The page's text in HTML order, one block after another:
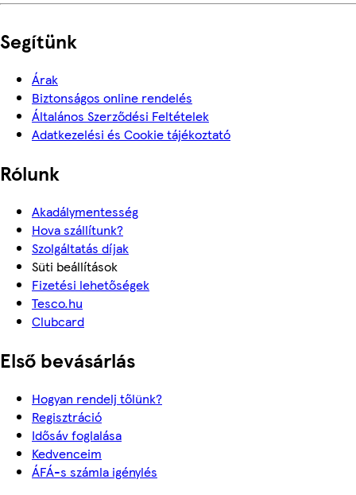
Segítünk
Árak
Biztonságos online rendelés
Általános Szerződési Feltételek
Adatkezelési és Cookie tájékoztató
Rólunk
Akadálymentesség
Hova szállítunk?
Szolgáltatás díjak
Süti beállítások
Fizetési lehetőségek
Tesco.hu
Clubcard
Első bevásárlás
Hogyan rendelj tőlünk?
Regisztráció
Idősáv foglalása
Kedvenceim
ÁFÁ-s számla igénylés